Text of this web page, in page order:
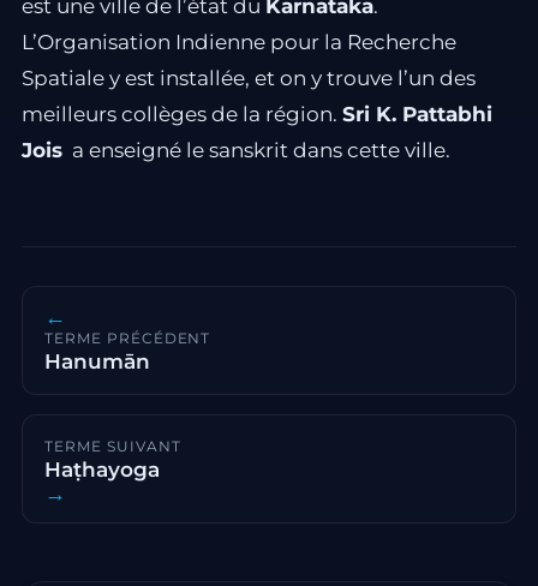
est une ville de l’état du Karnataka.
L’Organisation Indienne pour la Recherche
Spatiale y est installée, et on y trouve l’un des
meilleurs collèges de la région. Sri K. Pattabhi
Jois a enseigné le sanskrit dans cette ville.
←
TERME PRÉCÉDENT
Hanumān
TERME SUIVANT
Haṭhayoga
→